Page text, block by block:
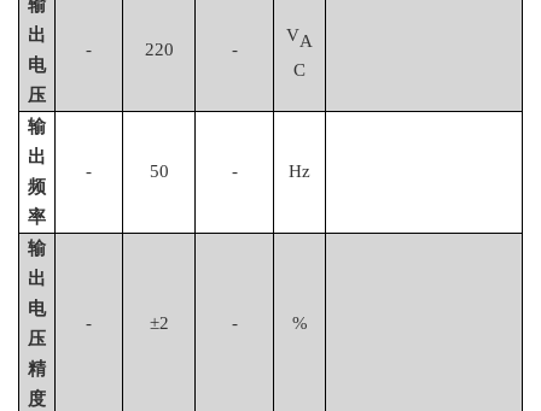
输
出
电
压
- 220 -
VA
C
输
出
频
率
- 50 - Hz
输
出
电
压
精
度
- ±2 - %